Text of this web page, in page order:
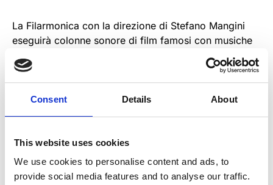
Consent Details About
This website uses cookies
We use cookies to personalise content and ads, to
provide social media features and to analyse our traffic.
La Filarmonica con la direzione di Stefano Mangini
eseguirà colonne sonore di film famosi con musiche
di Ennio Morricone, Nino Rota, Nicola Piovani , John
Williams.
FILARMONICA GIUSEPPE VERDI